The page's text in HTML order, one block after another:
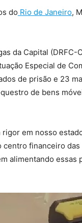
do Rio de Janeiro,
da Capital (DRFC-
Especial de
de prisão e 23
de bens
em nosso
financeiro
alimentando essas